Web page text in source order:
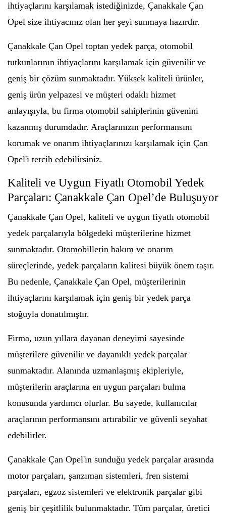
ihtiyaçlarını karşılamak istediğinizde, Çanakkale Çan
Opel size ihtiyacınız olan her şeyi sunmaya hazırdır.
Çanakkale Çan Opel toptan yedek parça, otomobil
tutkunlarının ihtiyaçlarını karşılamak için güvenilir ve
geniş bir çözüm sunmaktadır. Yüksek kaliteli ürünler,
geniş ürün yelpazesi ve müşteri odaklı hizmet
anlayışıyla, bu firma otomobil sahiplerinin güvenini
kazanmış durumdadır. Araçlarınızın performansını
korumak ve onarım ihtiyaçlarınızı karşılamak için Çan
Opel'i tercih edebilirsiniz.
Kaliteli ve Uygun Fiyatlı Otomobil Yedek
Parçaları: Çanakkale Çan Opel’de Buluşuyor
Çanakkale Çan Opel, kaliteli ve uygun fiyatlı otomobil
yedek parçalarıyla bölgedeki müşterilerine hizmet
sunmaktadır. Otomobillerin bakım ve onarım
süreçlerinde, yedek parçaların kalitesi büyük önem taşır.
Bu nedenle, Çanakkale Çan Opel, müşterilerinin
ihtiyaçlarını karşılamak için geniş bir yedek parça
stoğuyla donatılmıştır.
Firma, uzun yıllara dayanan deneyimi sayesinde
müşterilere güvenilir ve dayanıklı yedek parçalar
sunmaktadır. Alanında uzmanlaşmış ekipleriyle,
müşterilerin araçlarına en uygun parçaları bulma
konusunda yardımcı olurlar. Bu sayede, kullanıcılar
araçlarının performansını artırabilir ve güvenli seyahat
edebilirler.
Çanakkale Çan Opel'in sunduğu yedek parçalar arasında
motor parçaları, şanzıman sistemleri, fren sistemi
parçaları, egzoz sistemleri ve elektronik parçalar gibi
geniş bir çeşitlilik bulunmaktadır. Tüm parçalar, üretici